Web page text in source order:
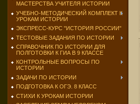
МАСТЕРСТВА УЧИТЕЛЯ ИСТОРИИ
УЧЕБНО-МЕТОДИЧЕСКИЙ КОМПЛЕКТ К
УРОКАМ ИСТОРИИ
ЭКСПРЕСС-КУРС "ИСТОРИЯ РОССИИ"
ТЕСТОВЫЕ ЗАДАНИЯ ПО ИСТОРИИ
СПРАВОЧНИК ПО ИСТОРИИ ДЛЯ
ПОЛГОТОВКИ К ГИА В 9 КЛАССЕ
КОНТРОЛЬНЫЕ ВОПРОСЫ ПО
ИСТОРИИ
ЗАДАЧИ ПО ИСТОРИИ
ПОДГОТОВКА К ОГЭ. 8 КЛАСС
СТИХИ К УРОКАМ ИСТОРИИ